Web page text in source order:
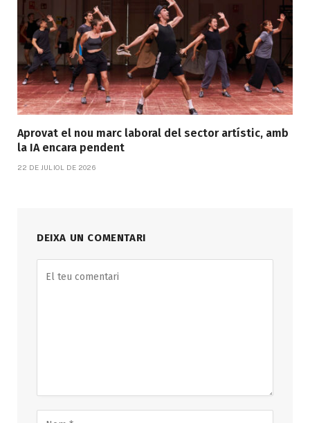
Aprovat el nou marc laboral del sector artístic, amb
la IA encara pendent
22 DE JULIOL DE 2026
DEIXA UN COMENTARI